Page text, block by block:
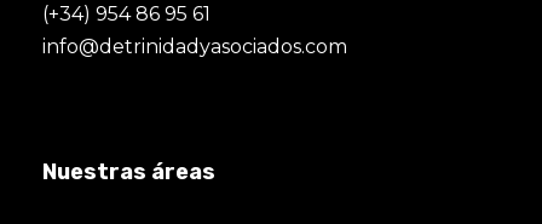
(+34) 954 86 95 61
info@detrinidadyasociados.com
Nuestras áreas